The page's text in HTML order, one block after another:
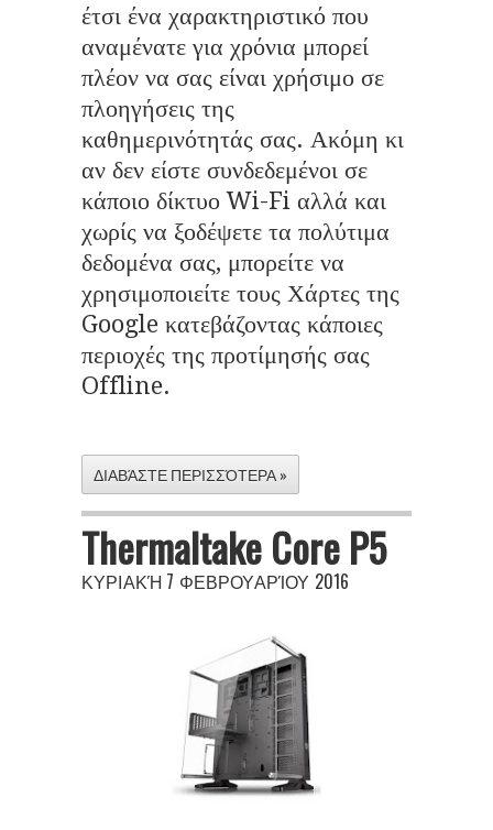
έτσι ένα χαρακτηριστικό που
αναμένατε για χρόνια μπορεί
πλέον να σας είναι χρήσιμο σε
πλοηγήσεις της
καθημερινότητάς σας. Ακόμη κι
αν δεν είστε συνδεδεμένοι σε
κάποιο δίκτυο Wi-Fi αλλά και
χωρίς να ξοδέψετε τα πολύτιμα
δεδομένα σας, μπορείτε να
χρησιμοποιείτε τους Χάρτες της
Google κατεβάζοντας κάποιες
περιοχές της προτίμησής σας
Offline.
ΔΙΑΒΆΣΤΕ ΠΕΡΙΣΣΌΤΕΡΑ »
Thermaltake Core P5
ΚΥΡΙΑΚΉ 7 ΦΕΒΡΟΥΑΡΊΟΥ 2016